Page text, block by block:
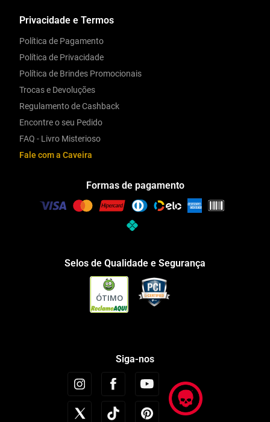
Privacidade e Termos
Política de Pagamento
Política de Privacidade
Política de Brindes Promocionais
Trocas e Devoluções
Regulamento de Cashback
Encontre o seu Pedido
FAQ - Livro Misterioso
Fale com a Caveira
Formas de pagamento
Selos de Qualidade e Segurança
ÓTIMO
Siga-nos